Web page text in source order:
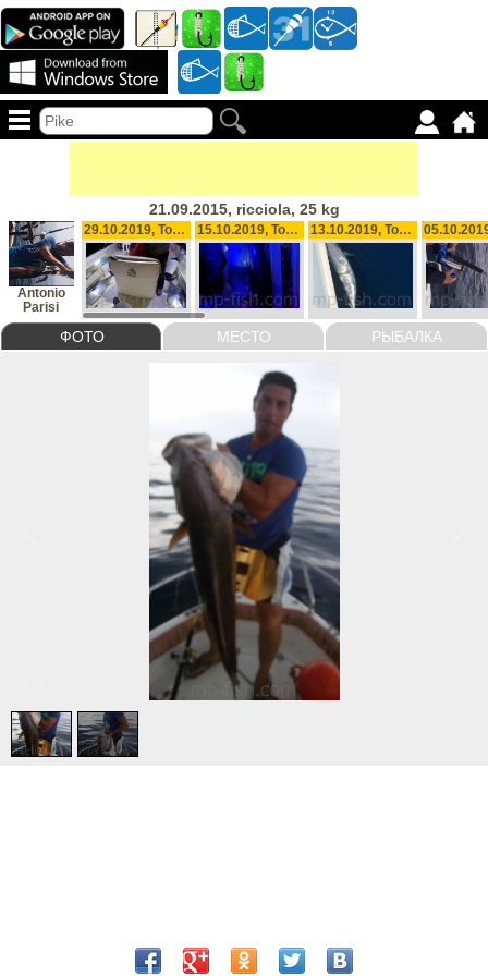
21.09.2015, ricciola, 25 kg
ФОТО МЕСТО РЫБАЛКА
Antonio
Parisi
29.10.2019, Tonni, 4030 g 15.10.2019, Tonno, 42 kg 13.10.2019, Tonno, 80 kg